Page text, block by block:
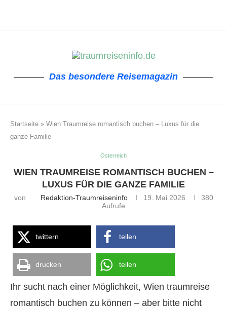
Das besondere Reisemagazin
Startseite » Wien Traumreise romantisch buchen – Luxus für die
ganze Familie
Österreich
WIEN TRAUMREISE ROMANTISCH BUCHEN –
LUXUS FÜR DIE GANZE FAMILIE
von Redaktion-Traumreiseninfo 19. Mai 2026
380
Aufrufe
twittern teilen
drucken teilen
Ihr sucht nach einer Möglichkeit, Wien traumreise
romantisch buchen zu können – aber bitte nicht